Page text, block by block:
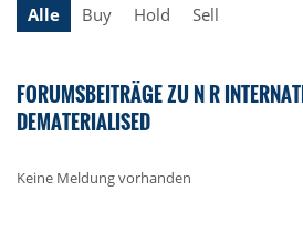
Alle
Buy Hold Sell
FORUMSBEITRÄGE ZU N R
DEMATERIALISED
Keine Meldung vorhanden